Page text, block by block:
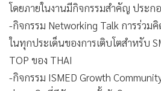
โดยภายในงานมีกิจกรรมสำคัญ ประก
-กิจกรรม Networking Talk การร่วม
ในทุกประเด็นของการเติบโตสำหรับ
TOP ของ THAI
-กิจกรรม ISMED Growth